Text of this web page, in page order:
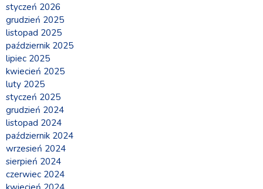
styczeń 2026
grudzień 2025
listopad 2025
październik 2025
lipiec 2025
kwiecień 2025
luty 2025
styczeń 2025
grudzień 2024
listopad 2024
październik 2024
wrzesień 2024
sierpień 2024
czerwiec 2024